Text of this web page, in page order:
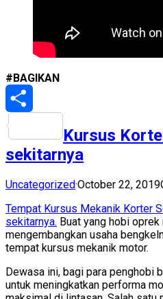
#BAGIKAN
Kursus
sekitarnya
Uncategorized·October 22, 2019
Tempat Kursus Mekanik Korter
sekitarnya. Buat yang hobi
mengembangkan usaha
tempat kursus mekanik motor.
Dewasa ini, bagi para penghobi
untuk meningkatkan performa